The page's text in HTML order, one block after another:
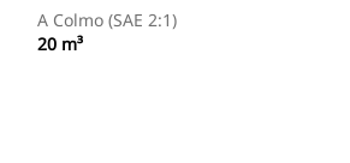
A Colmo (SAE 2:1)
20 m³